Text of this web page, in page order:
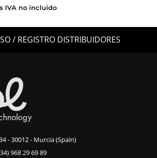
IVA no incluido
/ REGISTRO DISTRIBUIDORES
- 30012 - Murcia (Spain)
968 29 69 89